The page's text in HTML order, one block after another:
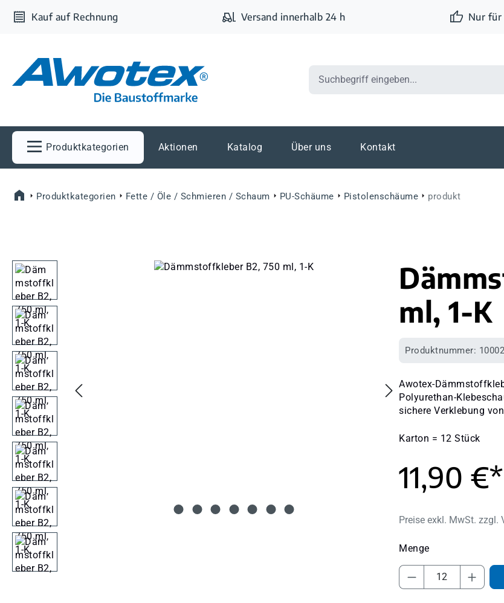
Hauptinhalt springen
Zur Suche springen
Zur Hauptnavigation springen
Kauf auf Rechnung Versand innerhalb 24 h Nur für
Produktkategorien Aktionen Katalog Über uns Kontakt
Produktkategorien Fette / Öle / Schmieren / Schaum PU-Schäume Pistolenschäume produkt
Bildergalerie überspringen
ml, 1-K
Produktnummer:
Awotex-
Polyurethan-
sichere Verklebung
Karton = 12 Stück
11,90 €*
Preise exkl. MwSt. zzgl.
Produkt